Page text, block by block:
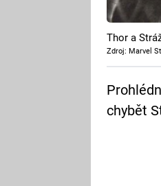
Thor a
Zdroj: Marvel
chybět